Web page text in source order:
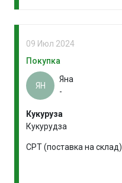
09 Июл 2024
Покупка
ЯН
Яна
-
Кукуруза
Кукурудза
CPT (поставка на склад)